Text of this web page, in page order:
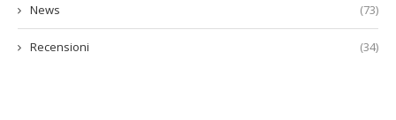
News (73)
Recensioni (34)